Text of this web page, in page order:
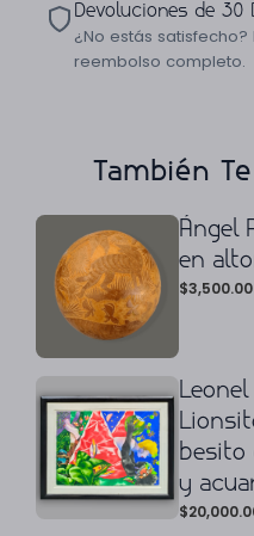
Devoluciones de 30
¿No estás
reembolso completo.
También
Ángel
en
$3,500.00
besito
y
$